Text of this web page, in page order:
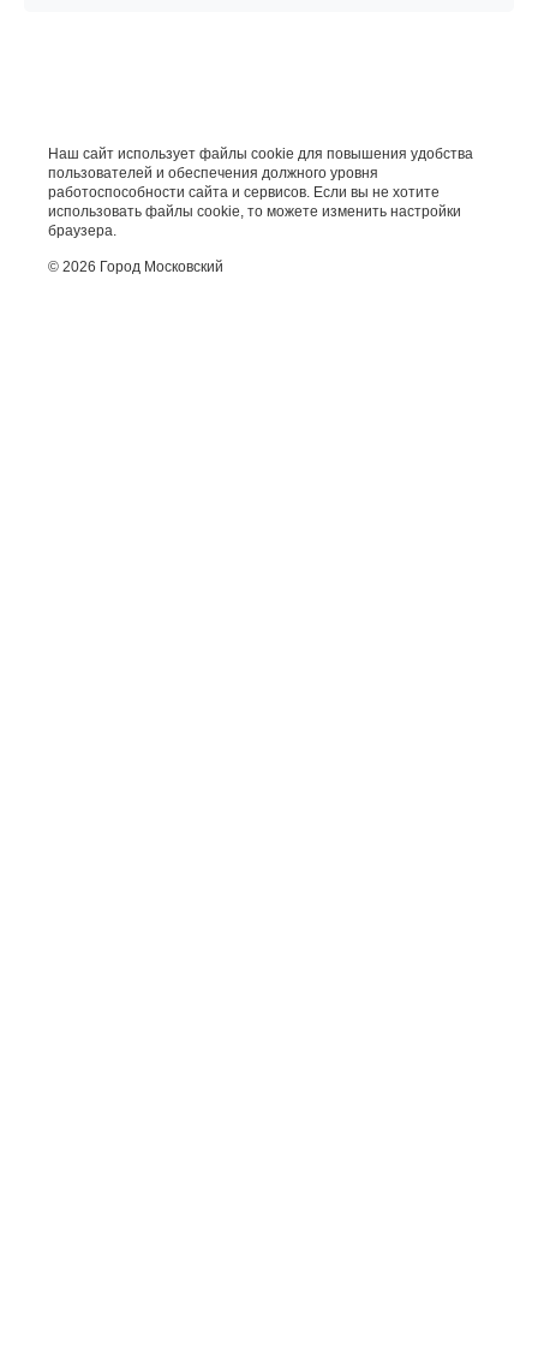
Наш сайт использует файлы cookie для повышения удобства
пользователей и обеспечения должного уровня
работоспособности сайта и сервисов. Если вы не хотите
использовать файлы cookie, то можете изменить настройки
браузера.
© 2026 Город Московский